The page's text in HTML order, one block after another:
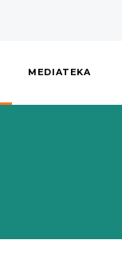
MEDIATEKA